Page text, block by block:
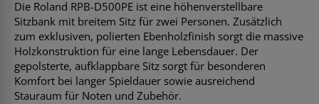
Die Roland RPB-D500PE ist eine höhenverstellbare
Sitzbank mit breitem Sitz für zwei Personen. Zusätzlich
zum exklusiven, polierten Ebenholzfinish sorgt die massive
Holzkonstruktion für eine lange Lebensdauer. Der
gepolsterte, aufklappbare Sitz sorgt für besonderen
Komfort bei langer Spieldauer sowie ausreichend
Stauraum für Noten und Zubehör.